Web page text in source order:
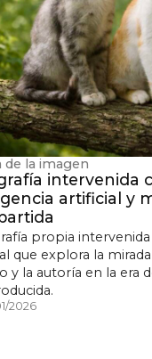
de la imagen
intervenida
artificial y
propia
que explora la
y la autoría en la era
2026